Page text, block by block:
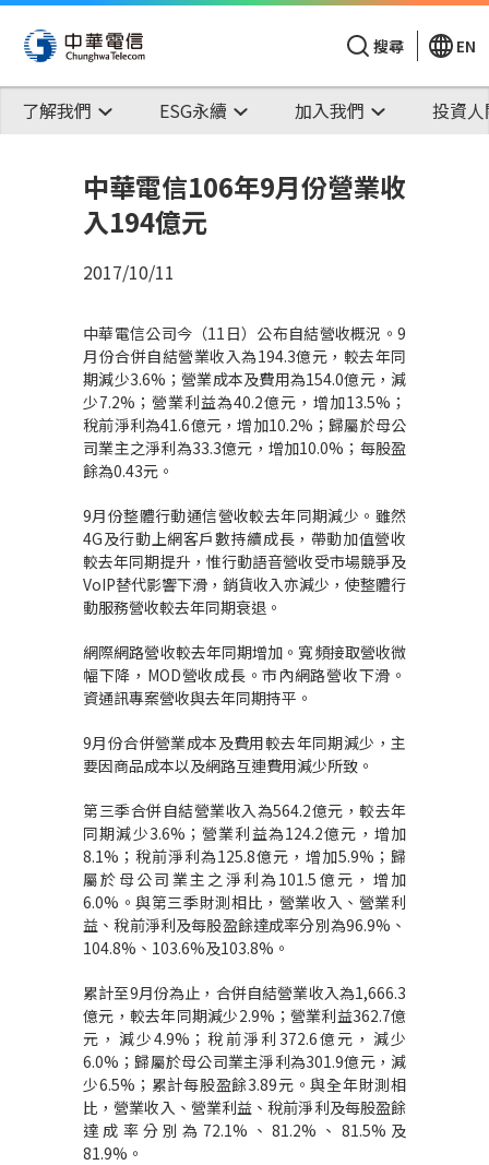
搜尋 EN
了解我們 ESG永續 加入我們 投資
中華電信106年9月份營業收
入194億元
2017/10/11
中華電信公司今（11日）公布自結營收概況。9
月份合併自結營業收入為194.3億元，較去年同
期減少3.6%；營業成本及費用為154.0億元，減
少7.2%；營業利益為40.2億元，增加13.5%；
稅前淨利為41.6億元，增加10.2%；歸屬於母公
司業主之淨利為33.3億元，增加10.0%；每股盈
餘為0.43元。
9月份整體行動通信營收較去年同期減少。雖然
4G及行動上網客戶數持續成長，帶動加值營收
較去年同期提升，惟行動語音營收受市場競爭及
VoIP替代影響下滑，銷貨收入亦減少，使整體行
動服務營收較去年同期衰退。
網際網路營收較去年同期增加。寬頻接取營收微
幅下降，MOD營收成長。市內網路營收下滑。
資通訊專案營收與去年同期持平。
9月份合併營業成本及費用較去年同期減少，主
要因商品成本以及網路互連費用減少所致。
第三季合併自結營業收入為564.2億元，較去年
同期減少3.6%；營業利益為124.2億元，增加
8.1%；稅前淨利為125.8億元，增加5.9%；歸
屬於母公司業主之淨利為101.5億元，增加
6.0%。與第三季財測相比，營業收入、營業利
益、稅前淨利及每股盈餘達成率分別為96.9%、
104.8%、103.6%及103.8%。
累計至9月份為止，合併自結營業收入為1,666.3
億元，較去年同期減少2.9%；營業利益362.7億
元，減少4.9%；稅前淨利372.6億元，減少
6.0%；歸屬於母公司業主淨利為301.9億元，減
少6.5%；累計每股盈餘3.89元。與全年財測相
比，營業收入、營業利益、稅前淨利及每股盈餘
達成率分別為72.1%、81.2%、81.5%及
81.9%。